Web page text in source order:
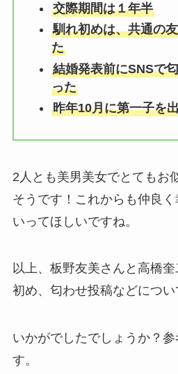
交際期間は１年半
馴れ初めは、共通の
た
結婚発表前にSNSで
った
昨年10月に第一子を
2人とも美男美女でとてもお
そうです！これからも仲良
いってほしいですね。
以上、板野友美さんと高橋
初め、匂わせ投稿などについ
いかがでしたでしょうか？
す。